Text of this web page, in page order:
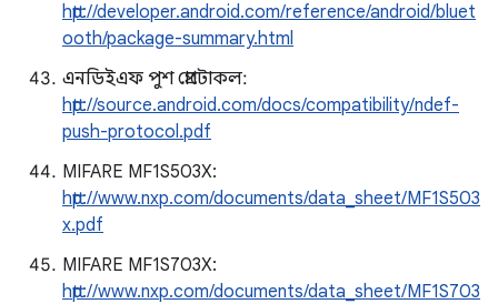
http://developer.android.com/reference/android/bluet
ooth/package-summary.html
এনডিইএফ পুশ প্রোটোকল:
http://source.android.com/docs/compatibility/ndef-
push-protocol.pdf
MIFARE MF1S503X:
http://www.nxp.com/documents/data_sheet/MF1S503
x.pdf
MIFARE MF1S703X:
http://www.nxp.com/documents/data_sheet/MF1S703